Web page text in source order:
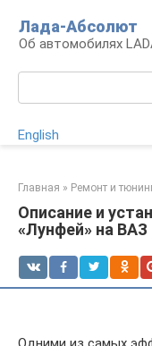
контенту
Лада-Абсолют
Об автомобилях
English
Главная » Ремонт и
Описание и
«Лунфей» на ВАЗ